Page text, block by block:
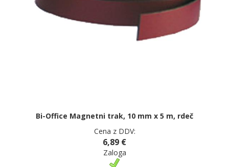
Bi-Office Magnetni trak, 10 mm x 5 m, rdeč
Cena z DDV:
6,89 €
Zaloga